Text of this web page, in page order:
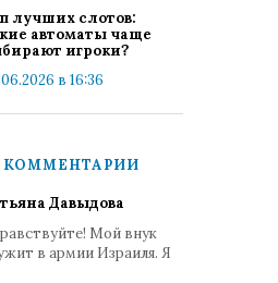
лучших слотов:
автоматы чаще
игроки?
в 16:36
Давыдова
Мой внук
в армии Израиля. Я